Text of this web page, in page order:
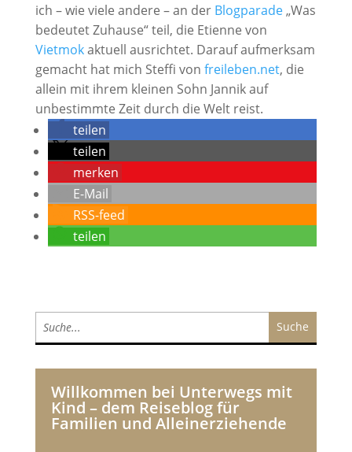
ich – wie viele andere – an der Blogparade„Was
bedeutet Zuhause“ teil, die Etienne von
Vietmokaktuell ausrichtet. Darauf aufmerksam
gemacht hat mich Steffi von freileben.net, die
allein mit ihrem kleinen Sohn Jannik auf
unbestimmte Zeit durch die Welt reist.
teilen
teilen
merken
E-Mail
RSS-feed
teilen
Willkommen bei Unterwegs mit
Kind – dem Reiseblog für
Familien und Alleinerziehende